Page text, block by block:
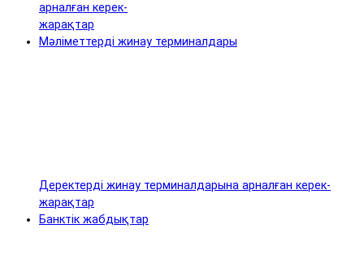
арналған керек-
жарақтар
Мәліметтерді жинау терминалдары
Деректерді жинау терминалдарына арналған керек-
жарақтар
Банктік жабдықтар